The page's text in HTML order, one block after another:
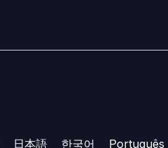
日本語 한국어 Português